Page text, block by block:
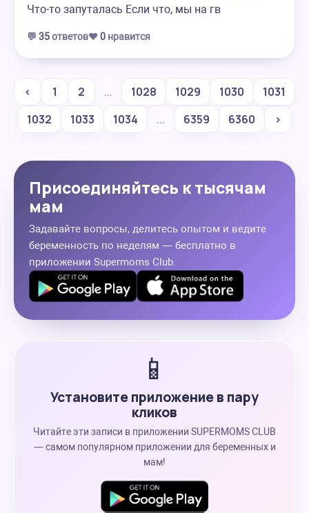
Что-то запуталась Если что, мы на гв
💬 35ответов❤️ 0 нравится
‹ 1 2 ... 1028 1029 1030
1031
1032
1033 1034 ... 6359 6360 ›
Присоединяйтесь к тысячам
мам
Задавайте вопросы, делитесь опытом и ведите
беременность по неделям — бесплатно в
приложении Supermoms Club.
📱
Установите приложение в пару
кликов
Читайте эти записи в приложении SUPERMOMS CLUB
— самом популярном приложении для беременных и
мам!